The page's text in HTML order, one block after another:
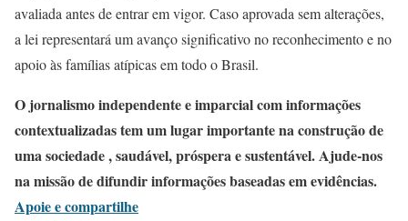
avaliada antes de entrar em vigor. Caso aprovada sem alterações,
a lei representará um avanço significativo no reconhecimento e no
apoio às famílias atípicas em todo o Brasil.
O jornalismo independente e imparcial com informações
contextualizadas tem um lugar importante na construção de
uma sociedade , saudável, próspera e sustentável. Ajude-nos
na missão de difundir informações baseadas em evidências.
Apoie e compartilhe